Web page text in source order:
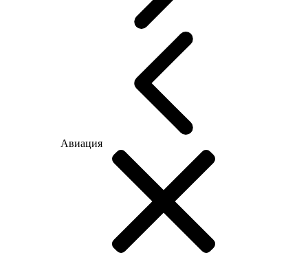
Авиация